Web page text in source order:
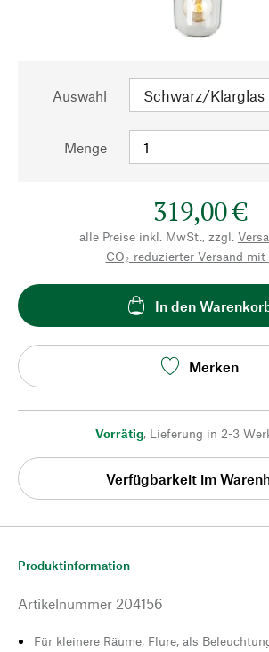
Auswahl
Menge
319,00 €
alle Preise inkl. MwSt., zzgl.
CO₂-reduzierter Versand mit
In den
Merken
Vorrätig, Lieferung in 2-3
Verfügbarkeit im
Produktinformation
Artikelnummer 204156
Für kleinere Räume, Flure, als